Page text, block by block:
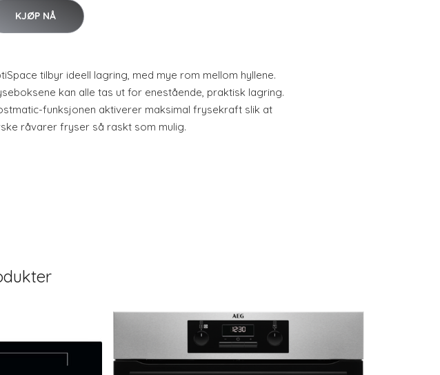
KJØP NÅ
tilbyr ideell lagring, med mye rom mellom hyllene.
kan alle tas ut for enestående, praktisk lagring.
funksjonen aktiverer maksimal frysekraft slik at
råvarer fryser så raskt som mulig.